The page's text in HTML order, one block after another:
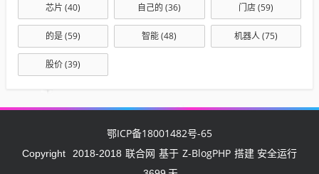
芯片 (40) 自己的 (36) 门店(59)
的是(59) 智能(48) 机器人(75)
股价(39)
鄂ICP备18001482号-65
Copyright 2018-2018 联合网 基于 Z-BlogPHP 搭建 安全运行